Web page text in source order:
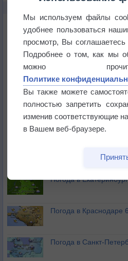
Космическая погода
Приложение
Атмосфера начала
В Приморье
Погода в
Погода в Краснодаре
Погода в Санкт-
Мы используем файлы
удобнее пользоваться
просмотр, Вы
Подробнее о том, как мы
можно
Политике
Вы также можете
полностью запретить
изменив соответствующие
в Вашем веб-браузере.